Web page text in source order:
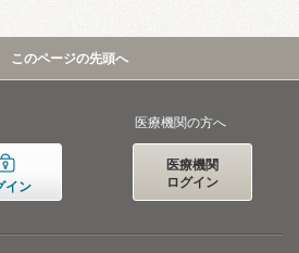
このページの先頭へ
イン
医療機関の方へ
医療機関
ログイン